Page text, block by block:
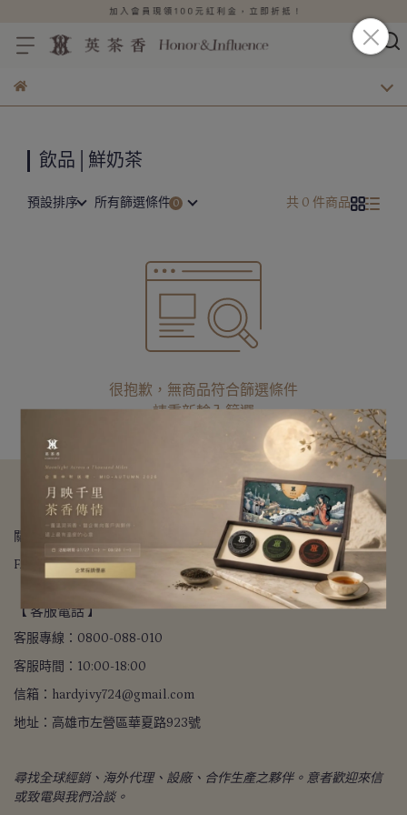
飲品│鮮奶茶
預設排序 所有篩選條件 共 0 件商品
很抱歉，無商品符合篩選條件
請重新輸入篩選
【 關於我們 】
關於我們 我的帳戶 隱私政策
寄送方式
FAQ常見問題
會員禮程
【 客服電話 】
客服專線：0800-088-010
客服時間：10:00-18:00
信箱：hardyivy724@gmail.com
地址：高雄市左營區華夏路923號
尋找全球經銷、海外代理、設廠、合作生產之夥伴。意者歡迎來信
或致電與我們洽談。